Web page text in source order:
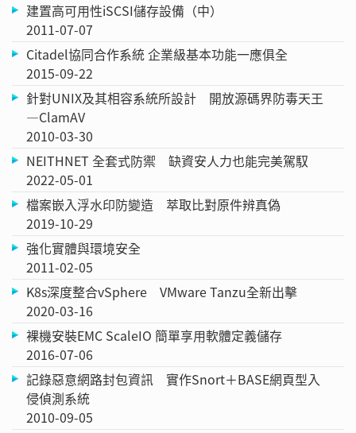
建置高可用性iSCSI儲存設備（中）
2011-07-07
Citadel協同合作系統 企業級基本功能一應俱全
2015-09-22
針對UNIX及其相容系統所設計 開放源碼界防毒天王
—ClamAV
2010-03-30
NEITHNET 全套式防禦 缺資安人力也能完美駕馭
2022-05-01
檔案嵌入浮水印防變造 萃取比對原件辨真偽
2019-10-29
強化實體與環境安全
2011-02-05
K8s深度整合vSphere VMware Tanzu全新出擊
2020-03-16
裸機安裝EMC ScaleIO 簡單享用軟體定義儲存
2016-07-06
記錄惡意網路封包資訊 實作Snort＋BASE網頁型入
侵偵測系統
2010-09-05